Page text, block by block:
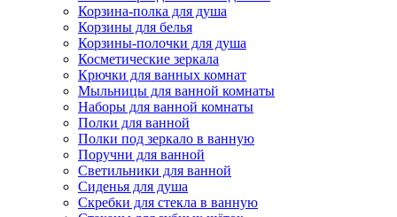
Корзина-полка для душа
Корзины для белья
Корзины-полочки для душа
Косметические зеркала
Крючки для ванных комнат
Мыльницы для ванной комнаты
Наборы для ванной комнаты
Полки для ванной
Полки под зеркало в ванную
Поручни для ванной
Светильники для ванной
Сиденья для душа
Скребки для стекла в ванную